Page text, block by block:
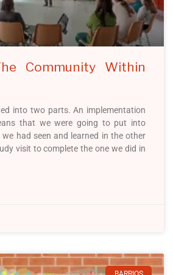
Community Within
into two parts. An implementation
that we were going to put into
had seen and learned in the other
visit to complete the one we did in